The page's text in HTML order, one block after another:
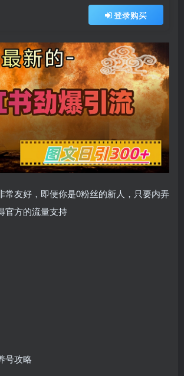
登录购买
常友好，即便你是0粉丝的新人，只要内弄
官方的流量支持
号攻略